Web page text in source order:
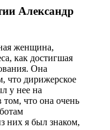
Александр
женщина,
как достигшая
Она
что дирижерское
у нее на
том, что она очень
них я был знаком,